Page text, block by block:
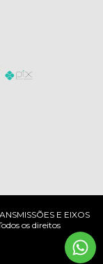
E EIXOS
os direitos